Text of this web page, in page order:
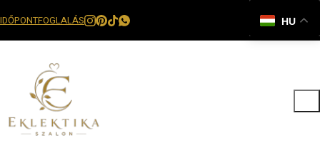
IDŐPONTFOGLALÁS HU